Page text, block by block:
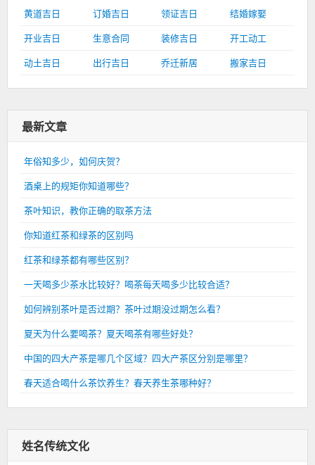
黄道吉日 订婚吉日 领证吉日
结婚嫁娶
开业吉日
生意合同 装修吉日
开工动工
动土吉日
出行吉日 乔迁新居 搬家吉日
最新文章
年俗知多少，如何庆贺？
酒桌上的规矩你知道哪些？
茶叶知识，教你正确的取茶方法
你知道红茶和绿茶的区别吗
红茶和绿茶都有哪些区别？
一天喝多少茶水比较好？喝茶每天喝多少比较合适？
如何辨别茶叶是否过期？茶叶过期没过期怎么看？
夏天为什么要喝茶？夏天喝茶有哪些好处？
中国的四大产茶是哪几个区域？四大产茶区分别是哪里？
春天适合喝什么茶饮养生？春天养生茶哪种好？
姓名传统文化